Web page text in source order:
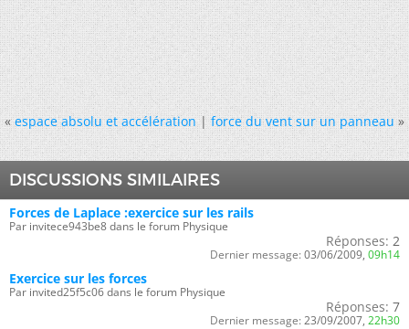
« espace absolu et accélération|force du vent sur un panneau »
DISCUSSIONS SIMILAIRES
Forces de Laplace :exercice sur les rails
Par invitece943be8 dans le forum Physique
Réponses: 2
Dernier message: 03/06/2009, 09h14
Exercice sur les forces
Par invited25f5c06 dans le forum Physique
Réponses: 7
Dernier message: 23/09/2007, 22h30